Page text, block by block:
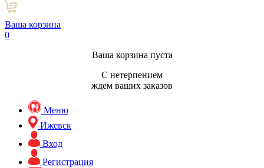
Ваша корзина
0
Ваша корзина пуста
С нетерпением
ждем ваших заказов
Меню
Ижевск
Вход
Регистрация